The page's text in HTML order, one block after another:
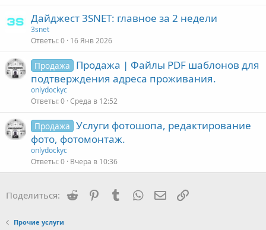
Дайджест 3SNET: главное за 2 недели
3snet
Ответы 0 16 Янв 2026
Продажа
Продажа | Файлы PDF шаблонов для
подтверждения адреса проживания.
onlydockyc
Ответы 0 Среда в 12:52
Продажа Услуги фотошопа, редактирование
фото, фотомонтаж.
onlydockyc
Ответы 0 Вчера в 10:36
Поделиться: Reddit PinterestTumblrWhatsAppЭлектронная почта
Ссылка
Прочие услуги